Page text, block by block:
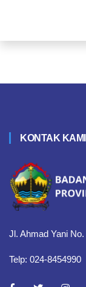
KONTAK KAMI
Jl. Ahmad Yani
Telp: 024-8454990